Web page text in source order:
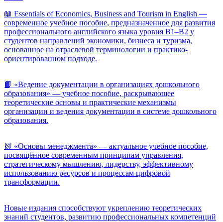
📖 Essentials of Economics, Business and Tourism in English —
современное учебное пособие, предназначенное для развития
профессионального английского языка уровня B1–B2 у
студентов направлений экономики, бизнеса и туризма,
основанное на отраслевой терминологии и практико-
ориентированном подходе.
📘 «Ведение документации в организациях дошкольного
образования» — учебное пособие, раскрывающее
теоретические основы и практические механизмы
организации и ведения документации в системе дошкольного
образования.
📗 «Основы менеджмента» — актуальное учебное пособие,
посвящённое современным принципам управления,
стратегическому мышлению, лидерству, эффективному
использованию ресурсов и процессам цифровой
трансформации.
Новые издания способствуют укреплению теоретических
знаний студентов, развитию профессиональных компетенций